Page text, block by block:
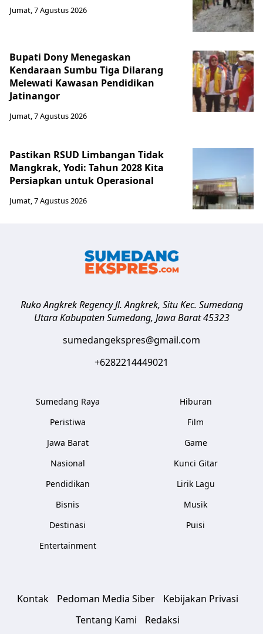
Jumat, 7 Agustus 2026
Bupati Dony Menegaskan
Kendaraan Sumbu Tiga Dilarang
Melewati Kawasan Pendidikan
Jatinangor
Jumat, 7 Agustus 2026
Pastikan RSUD Limbangan Tidak
Mangkrak, Yodi: Tahun 2028 Kita
Persiapkan untuk Operasional
Jumat, 7 Agustus 2026
Ruko Angkrek Regency Jl. Angkrek, Situ Kec. Sumedang
Utara Kabupaten Sumedang, Jawa Barat 45323
sumedangekspres@gmail.com
+6282214449021
Sumedang Raya
Peristiwa
Jawa Barat
Nasional
Pendidikan
Bisnis
Destinasi
Entertainment
Hiburan
Film
Game
Kunci Gitar
Lirik Lagu
Musik
Puisi
Kontak Pedoman Media Siber
Kebijakan Privasi
Tentang Kami
Redaksi